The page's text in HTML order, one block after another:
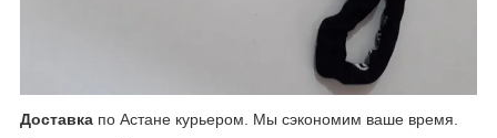
Доставка по Астане курьером. Мы сэкономим ваше время.